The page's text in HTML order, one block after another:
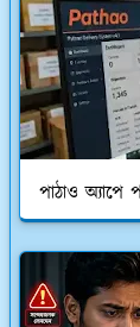
পাঠাও অ্যাপে